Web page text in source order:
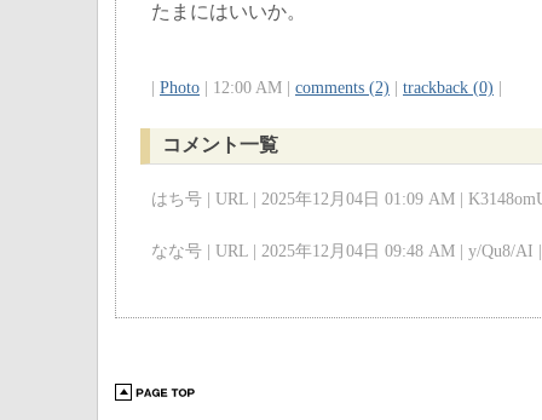
たまにはいいか。
Photo | 12:00 AM | comments (2) trackback (0)
コメント一覧
はち号 | URL | 2025年12月04日 01:09 AM |
なな号 | URL | 2025年12月04日 09:48 AM | y/Qu8/AI |